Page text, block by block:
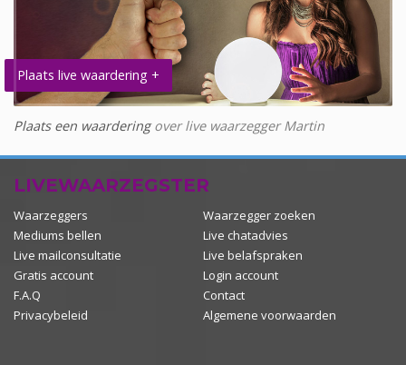
Plaats live waardering +
Plaats een waarderingover live waarzegger Martin
LIVEWAARZEGSTER
Waarzeggers
Waarzegger zoeken
Mediums bellen
Live chatadvies
Live mailconsultatie
Live belafspraken
Gratis account
Login account
F.A.Q
Contact
Privacybeleid
Algemene voorwaarden